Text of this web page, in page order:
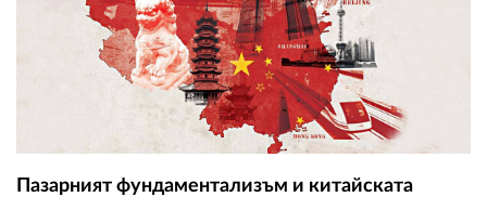
Пазарният фундаментализъм и китайската